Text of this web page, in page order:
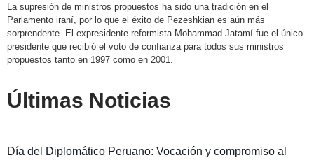
La supresión de ministros propuestos ha sido una tradición en el
Parlamento iraní, por lo que el éxito de Pezeshkian es aún más
sorprendente. El expresidente reformista Mohammad Jatamí fue el único
presidente que recibió el voto de confianza para todos sus ministros
propuestos tanto en 1997 como en 2001.
Últimas Noticias
Día del Diplomático Peruano: Vocación y compromiso al